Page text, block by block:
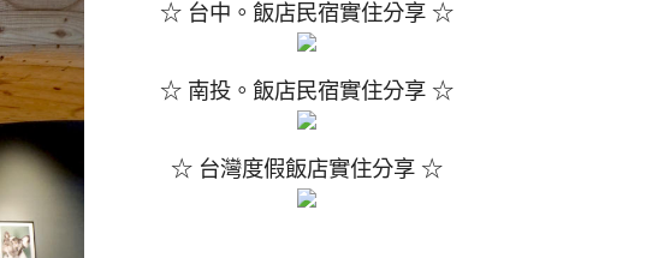
☆ 台中。飯店民宿實住分享 ☆
☆ 南投。飯店民宿實住分享 ☆
☆ 台灣度假飯店實住分享 ☆